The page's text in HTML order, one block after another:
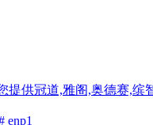
提供冠道,雅阁,奥德赛,缤
enp1